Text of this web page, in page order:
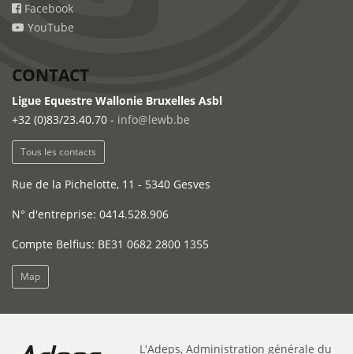
Facebook
YouTube
CONTACT
Ligue Equestre Wallonie Bruxelles Asbl
+32 (0)83/23.40.70 - info@lewb.be
Tous les contacts
Rue de la Pichelotte, 11 - 5340 Gesves
N° d'entreprise: 0414.528.906
Compte Belfius: BE31 0682 2800 1355
Map
L'Adeps, Administration générale du